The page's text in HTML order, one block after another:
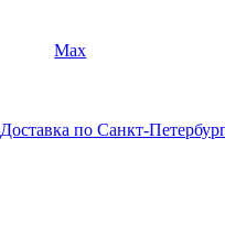
Max
Доставка по Санкт-